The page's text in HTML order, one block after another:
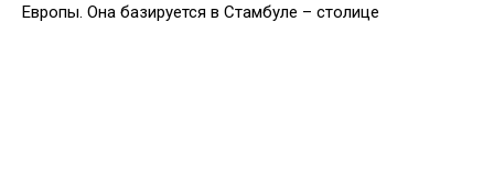
Европы. Она базируется в Стамбуле – столице